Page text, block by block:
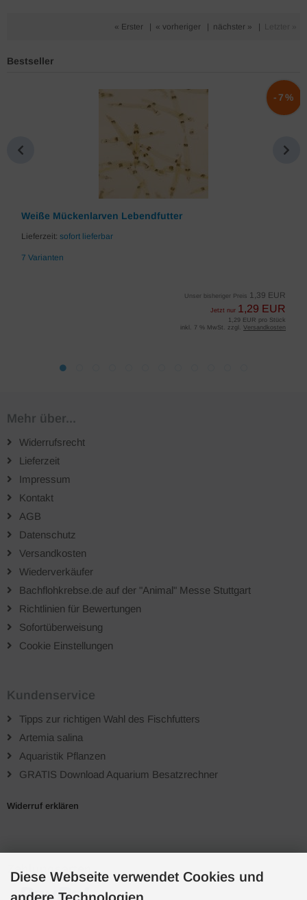
« Erster « vorheriger nächster »
Bestseller
Weiße Mückenlarven Lebendfutter
Lieferzeit: sofort lieferbar
7 Varianten
Unser bisheriger Preis 1,39 EUR
Jetzt nur 1,29 EUR
-7%
1,29 EUR pro Stück
inkl. 7 % MwSt. zzgl. Versandkosten
Mehr über...
Widerrufsrecht
Lieferzeit
Impressum
Kontakt
AGB
Datenschutz
Versandkosten
Wiederverkäufer
Bachflohkrebse.de auf der "Animal" Messe Stuttgart
Richtlinien für Bewertungen
Sofortüberweisung
Cookie Einstellungen
Kundenservice
Tipps zur richtigen Wahl des Fischfutters
Artemia salina
Aquaristik Pflanzen
GRATIS Download Aquarium Besatzrechner
Widerruf erklären
Zahlungsarten
Diese Webseite verwendet Cookies und